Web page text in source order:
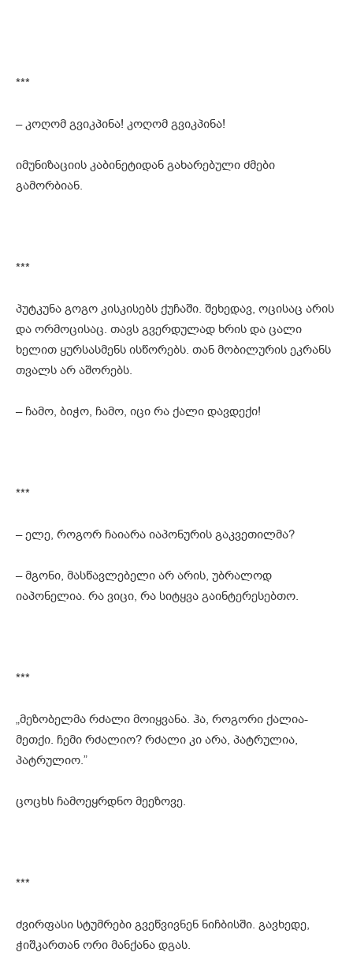
***
– კოღომ გვიკპინა! კოღომ გვიკპინა!
იმუნიზაციის კაბინეტიდან გახარებული ძმები
გამორბიან.
***
პუტკუნა გოგო კისკისებს ქუჩაში. შეხედავ, ოცისაც არის
და ორმოცისაც. თავს გვერდულად ხრის და ცალი
ხელით ყურსასმენს ისწორებს. თან მობილურის ეკრანს
თვალს არ აშორებს.
– ჩამო, ბიჭო, ჩამო, იცი რა ქალი დავდექი!
***
– ელე, როგორ ჩაიარა იაპონურის გაკვეთილმა?
– მგონი, მასწავლებელი არ არის, უბრალოდ
იაპონელია. რა ვიცი, რა სიტყვა გაინტერესებთო.
***
„მეზობელმა რძალი მოიყვანა. ჰა, როგორი ქალია-
მეთქი. ჩემი რძალიო? რძალი კი არა, პატრულია,
პატრულიო.”
ცოცხს ჩამოეყრდნო მეეზოვე.
***
ძვირფასი სტუმრები გვეწვივნენ ნიჩბისში. გავხედე,
ჭიშკართან ორი მანქანა დგას.